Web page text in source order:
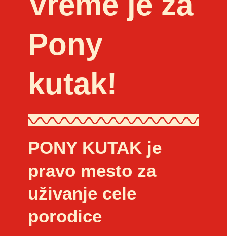
Pony
kutak!
PONY KUTAK je
pravo mesto za
uživanje cele
porodice